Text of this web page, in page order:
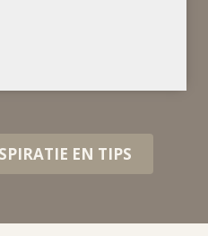
EN TIPS